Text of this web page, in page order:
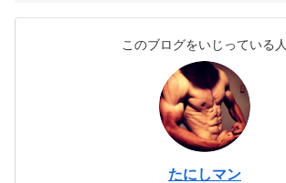
このブログをいじっている人
たにしマン